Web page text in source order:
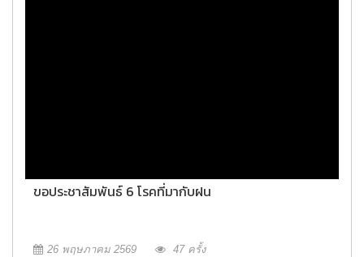
ขอประชาสัมพันธ์ 6 โรคที่มากับฝน
26 พฤษภาคม 2569 47 ครั้ง